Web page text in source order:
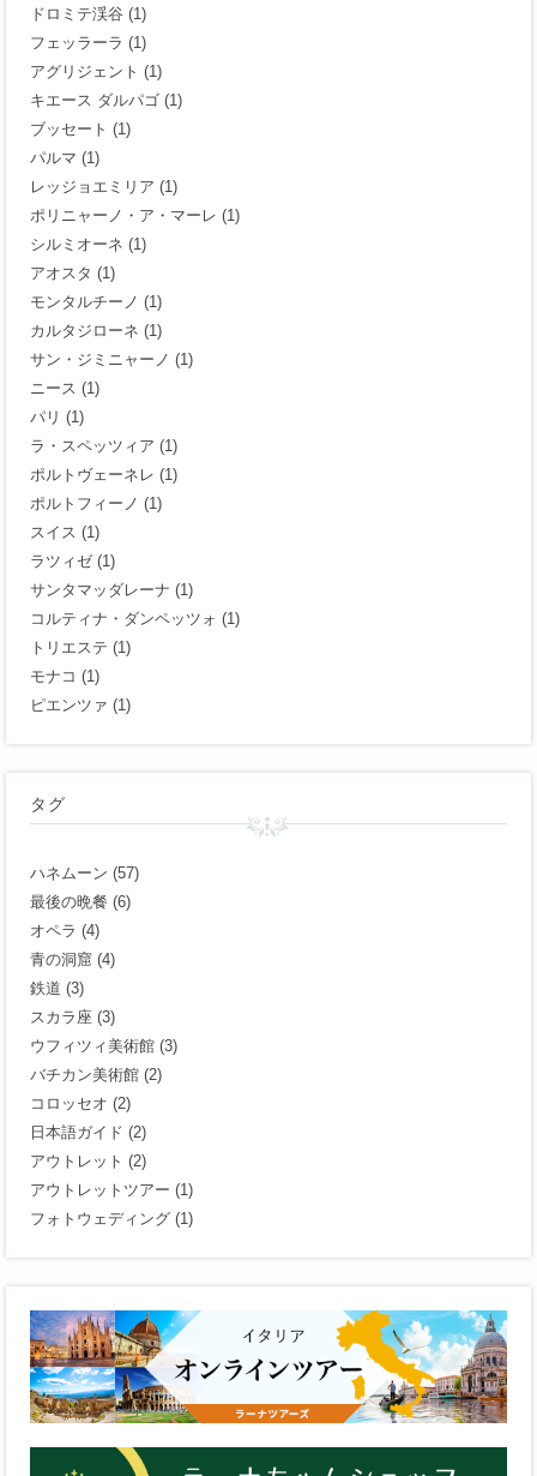
ドロミテ渓谷 (1)
フェッラーラ (1)
アグリジェント (1)
キエース ダルパゴ (1)
ブッセート (1)
パルマ (1)
レッジョエミリア (1)
ポリニャーノ・ア・マーレ (1)
シルミオーネ (1)
アオスタ (1)
モンタルチーノ (1)
カルタジローネ (1)
サン・ジミニャーノ (1)
ニース (1)
パリ (1)
ラ・スペッツィア (1)
ポルトヴェーネレ (1)
ポルトフィーノ (1)
スイス (1)
ラツィゼ (1)
サンタマッダレーナ (1)
コルティナ・ダンペッツォ (1)
トリエステ (1)
モナコ (1)
ピエンツァ (1)
タグ
ハネムーン (57)
最後の晩餐 (6)
オペラ (4)
青の洞窟 (4)
鉄道 (3)
スカラ座 (3)
ウフィツィ美術館 (3)
バチカン美術館 (2)
コロッセオ (2)
日本語ガイド (2)
アウトレット (2)
アウトレットツアー (1)
フォトウェディング (1)